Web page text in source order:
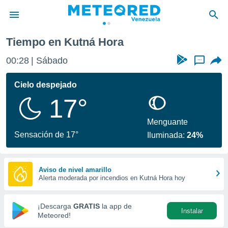
de
ha
calidad.
a este
las
y
forma
digital
basada
Tiempo en Kutná Hora
00:28 Sábado ...
Cielo despejado
17°
Sensación de 17°
Menguante
Iluminada:24%
Aviso de nivel amarillo
Alerta moderada por incendios en Kutná Hora hoy
¡Descarga GRATIS la app de
Meteored!
Instalar